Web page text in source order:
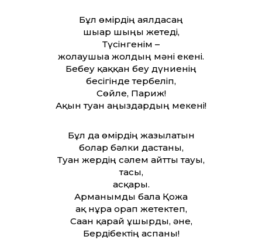
Бұл өмірдің аялдасаң
шығар шыңы жетеді,
Түсінгенім –
жолаушыға жолдың мәні екені.
Бебеу қаққан беу дүниенің
бесігінде тербеліп,
Сөйле, Париж!
Ақын туған аңыздардың мекені!
Бұл да өмірдің жазылатын
болар бәлки дастаны,
Туған жердің сәлем айт­ты тауы,
тасы,
асқары.
Арманымды бала Қожа
ақ нұрға орап жетектеп,
Саған қарай ұшырды, әне,
Бердібектің аспаны!